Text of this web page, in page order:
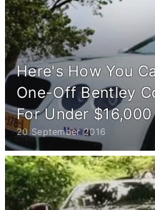
Here's How You
One-Off Bentley
For Under $16,000
20 September 2016